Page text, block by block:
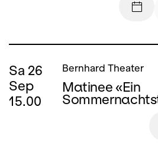
Sa 26
Sep
15.00
Bernhard Theater
Matinee «Ein